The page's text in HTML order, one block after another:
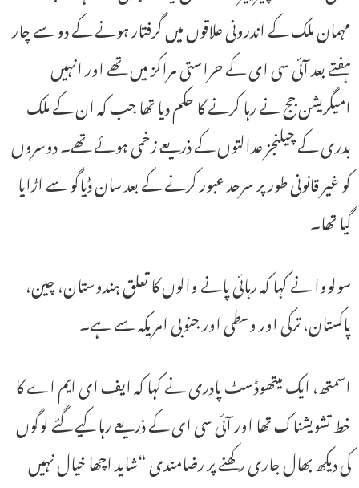
مہمان ملک کے اندرونی علاقوں میں گرفتار ہونے کے دو سے چار
ہفتے بعد آئی سی ای کے حراستی مراکز میں تھے اور انہیں
امیگریشن جج نے رہا کرنے کا حکم دیا تھا جب کہ ان کے ملک
بدری کے چیلنجز عدالتوں کے ذریعے زخمی ہوئے تھے۔ دوسروں
کو غیر قانونی طور پر سرحد عبور کرنے کے بعد سان ڈیاگو سے اڑایا
گیا تھا۔
سولووا نے کہا کہ رہائی پانے والوں کا تعلق ہندوستان، چین،
پاکستان، ترکی اور وسطی اور جنوبی امریکہ سے ہے۔
اسمتھ، ایک میتھوڈسٹ پادری نے کہا کہ ایف ای ایم اے کا
خط تشویشناک تھا اور آئی سی ای کے ذریعے رہا کیے گئے لوگوں
کی دیکھ بھال جاری رکھنے پر رضامندی “شاید اچھا خیال نہیں